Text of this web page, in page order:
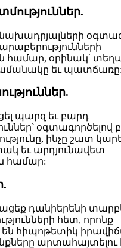
նախադրյալների
օրինակ՝
ժամանակը եւ պատճառը:
պարզ եւ բարդ
օգտագործելով
ինչը շատ
եւ արդյունավետ
համար:
դանիերենի
հետ, որոնք
հիպոթետիկ